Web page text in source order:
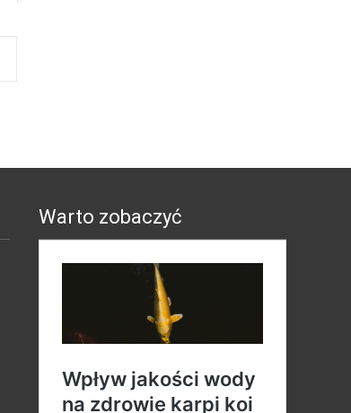
Warto zobaczyć